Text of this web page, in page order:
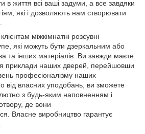
в життя всі ваші задуми, а все завдяки
які і дозволяють нам створювати
міжкімнатні розсувні
які можуть бути дзеркальним або
та інших матеріалів. Ви завжди маєте
приклади наших дверей, перейшовши
професіоналізму наших
від власних уподобань, ви зможете
з будь-яким наповненням і
де вони
Власне виробництво гарантує